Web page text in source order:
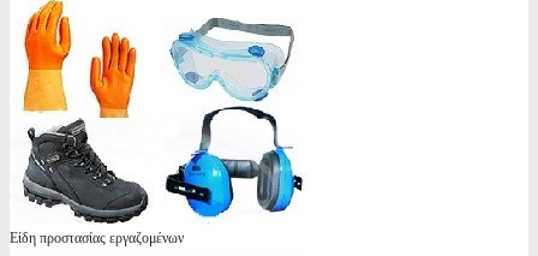
Είδη προστασίας εργαζομένων